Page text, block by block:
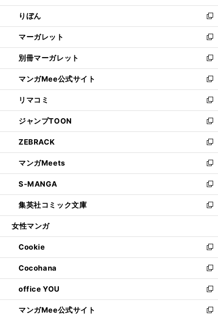
開
く
ウ
で
開
く
ン
ド
ウ
で
開
く
ウ
ィ
ン
ド
ウ
で
開
く
りぼん
新
し
い
ウ
ィ
ン
ド
ウ
で
開
く
マーガレット
新
し
い
ウ
ィ
ン
ド
ウ
で
開
く
別冊マーガレット
新
し
い
ウ
ィ
ン
ド
ウ
で
開
く
マンガMee公式サイト
新
し
い
ウ
ィ
ン
ド
ウ
で
開
く
リマコミ
新
し
い
ウ
ィ
ン
ド
ウ
で
開
く
ジャンプTOON
新
し
い
ウ
ィ
ン
ド
ウ
で
開
ZEBRACK
新
し
い
ウ
ィ
ン
ド
ウ
開
く
マンガMeets
新
し
い
ウ
ィ
ン
ウ
で
開
く
S-MANGA
新
し
い
ウ
ン
ド
ウ
で
開
く
集英社コミック文庫
新
し
ウ
ィ
ン
ド
ウ
で
開
く
女性マンガ
Cookie
新
し
い
ウ
ィ
ン
ド
Cocohana
新
し
い
ウ
ィ
office YOU
新
し
い
マンガMee公式サイト 新